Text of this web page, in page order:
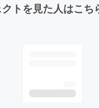
トを見た人はこち